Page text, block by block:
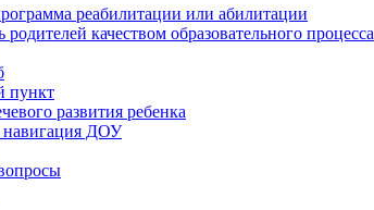
реабилитации или абилитации
родителей качеством образовательного процесса
пункт
развития ребенка
навигация ДОУ